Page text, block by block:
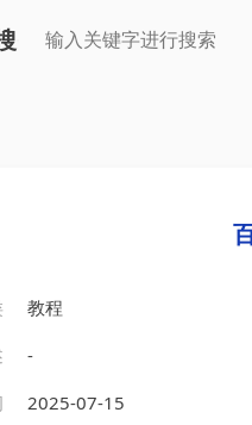
教程
-
2025-07-15